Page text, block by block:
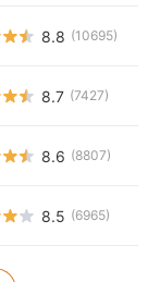
8.8 (10695)
8.7 (7427)
8.6 (8807)
8.5 (6965)